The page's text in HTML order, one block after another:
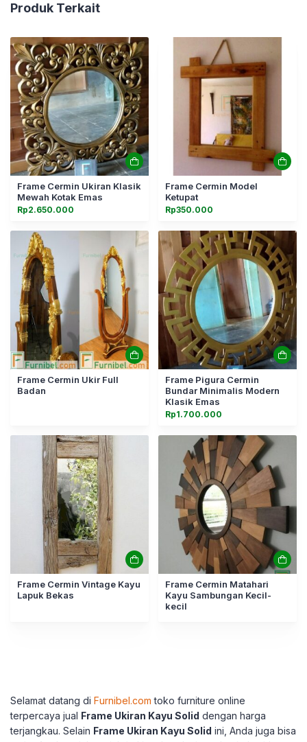
Produk Terkait
Frame Cermin Ukiran Klasik
Mewah Kotak Emas
Rp2.650.000
Frame Cermin Model
Ketupat
Rp350.000
Frame Cermin Ukir Full
Badan
Frame Pigura Cermin
Bundar Minimalis Modern
Klasik Emas
Rp1.700.000
Frame Cermin Vintage Kayu
Lapuk Bekas
Frame Cermin Matahari
Kayu Sambungan Kecil-
kecil
Selamat datang di Furnibel.com toko furniture online
terpercaya jual Frame Ukiran Kayu Solid dengan harga
terjangkau. Selain Frame Ukiran Kayu Solid ini, Anda juga bisa